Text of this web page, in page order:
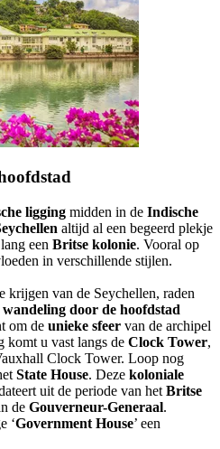
ligging midden in de Indische
altijd al een begeerd plekje
een Britse kolonie. Vooral op
in verschillende stijlen.
krijgen van de Seychellen, raden
wandeling door de hoofdstad
om de unieke sfeer van de archipel
komt u vast langs de Clock Tower,
Clock Tower. Loop nog
State House. Deze koloniale
uit de periode van het Britse
de Gouverneur-Generaal.
‘Government House’ een